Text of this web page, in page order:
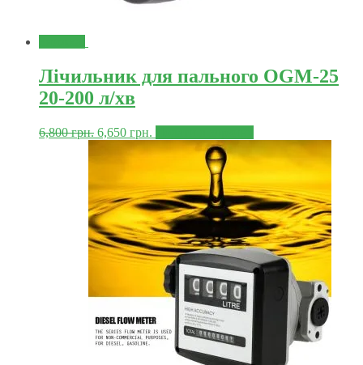
Лічильник для пального OGM-25
20-200 л/хв
6,800грн. 6,650 грн.